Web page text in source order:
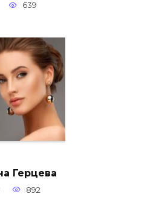
639
Герцева
892